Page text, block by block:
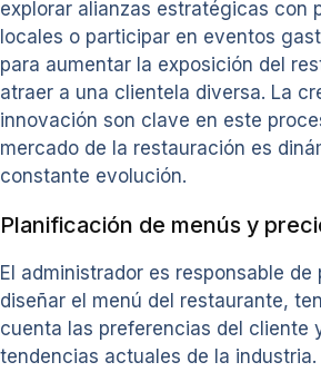
explorar alianzas estratégicas con
locales o participar en eventos
para aumentar la exposición del
atraer a una clientela diversa. La
innovación son clave en este
mercado de la restauración es
constante evolución.
Planificación de menús y
El administrador es responsable de
diseñar el menú del restaurante,
cuenta las preferencias del cliente
tendencias actuales de la industria.